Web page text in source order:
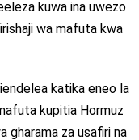
kuwa ina uwezo
wa mafuta kwa
katika eneo la
kupitia Hormuz
gharama za usafiri na